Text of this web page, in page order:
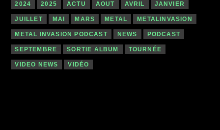
2024 2025 ACTU AOUT AVRIL JANVIER
JUILLET MAI MARS METAL METALINVASION
METAL INVASION PODCAST NEWS PODCAST
SEPTEMBRE SORTIE ALBUM TOURNÉE
VIDEO NEWS VIDÉO